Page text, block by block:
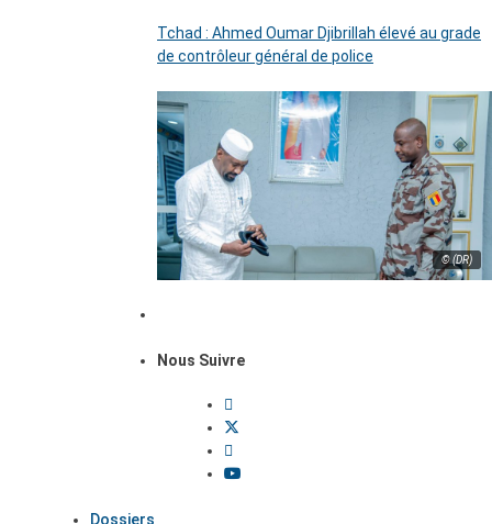
Tchad : Ahmed Oumar Djibrillah élevé au grade
de contrôleur général de police
© (DR)
Nous Suivre
Dossiers